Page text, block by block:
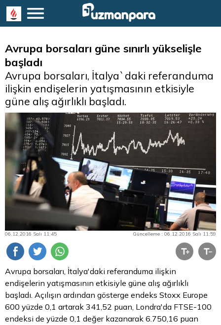
Avrupa borsaları güne sınırlı yükselişle
başladı
Avrupa borsaları, İtalya`daki referanduma
ilişkin endişelerin yatışmasının etkisiyle
güne alış ağırlıklı başladı.
06.12.2016 Salı 11:45 Güncelleme : 06.12.2016 Salı 11:59
Avrupa borsaları, İtalya'daki referanduma ilişkin
endişelerin yatışmasının etkisiyle güne alış ağırlıklı
başladı. Açılışın ardından gösterge endeks Stoxx Europe
600 yüzde 0,1 artarak 341,52 puan, Londra'da FTSE-100
endeksi de yüzde 0,1 değer kazanarak 6.750,16 puan